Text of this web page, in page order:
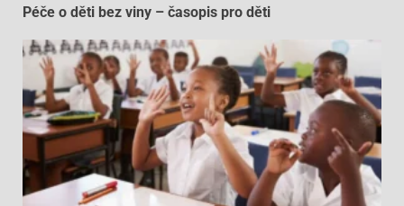
Péče o děti bez viny – časopis pro děti